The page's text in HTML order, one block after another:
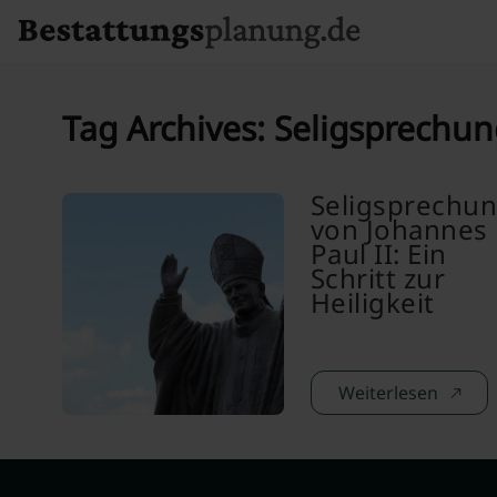
Tag Archives:
von Johannes
Paul II: Ein
Schritt zur
Heiligkeit
Weiterlesen